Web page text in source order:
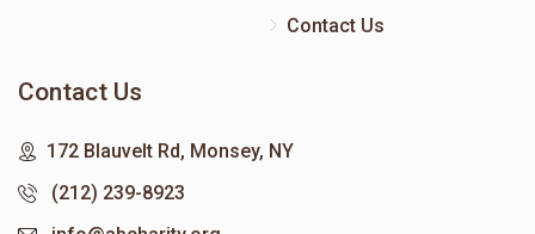
Contact Us
Contact Us
172 Blauvelt Rd, Monsey, NY
(212) 239-8923